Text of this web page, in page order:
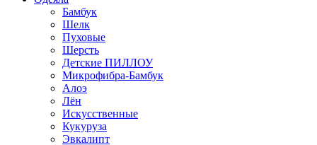
Бамбук
Шелк
Пуховые
Шерсть
Детские ПИЛЛОУ
Микрофибра-Бамбук
Алоэ
Лён
Искусственные
Кукуруза
Эвкалипт